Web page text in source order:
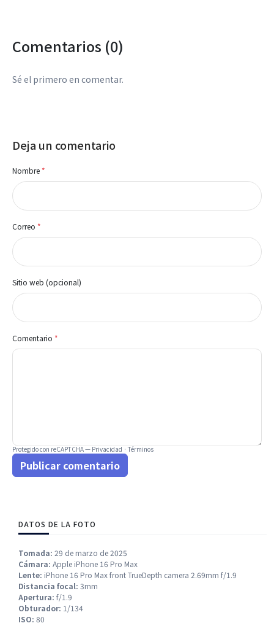
Comentarios (0)
Sé el primero en comentar.
Deja un comentario
Nombre *
Correo *
Sitio web (opcional)
Comentario *
Protegido con reCAPTCHA —Privacidad·Términos
Publicar comentario
DATOS DE LA FOTO
Tomada: 29 de marzo de 2025
Cámara: Apple iPhone 16 Pro Max
Lente: iPhone 16 Pro Max front TrueDepth camera 2.69mm f/1.9
Distancia focal: 3mm
Apertura: f/1.9
Obturador: 1/134
ISO: 80